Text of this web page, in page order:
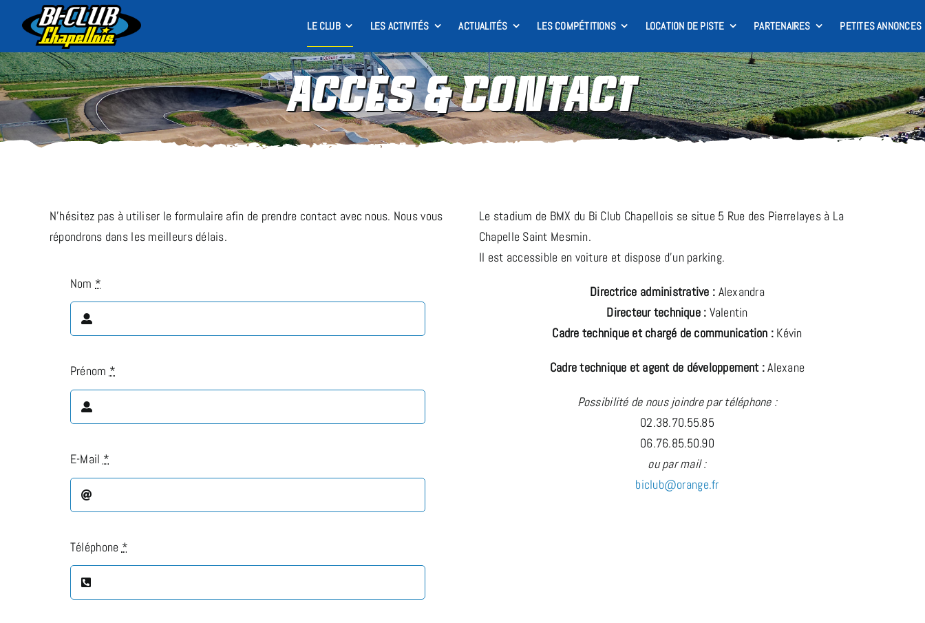
contenu
LE CLUB LES ACTIVITÉS ACTUALITÉS LES COMPÉTITIONS LOCATION DE PISTE PARTENAIRES PETITES ANNONCES
Accès & Contact
N’hésitez pas à utiliser le formulaire afin de prendre contact avec nous. Nous vous
répondrons dans les meilleurs délais.
Nom *
Prénom *
E-Mail *
Téléphone *
Le stadium de BMX du Bi Club Chapellois se situe 5 Rue des Pierrelayes à La
Chapelle Saint Mesmin.
Il est accessible en voiture et dispose d’un parking.
Directrice administrative : Alexandra
Directeur technique : Valentin
Cadre technique et chargé de communication : Kévin
Cadre technique et agent de développement :Alexane
Possibilité de nous joindre par téléphone :
02.38.70.55.85
06.76.85.50.90
ou par mail :
biclub@orange.fr